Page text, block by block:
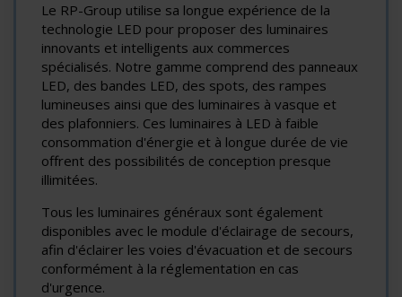
Le RP-Group utilise sa longue expérience de la
technologie LED pour proposer des luminaires
innovants et intelligents aux commerces
spécialisés. Notre gamme comprend des panneaux
LED, des bandes LED, des spots, des rampes
lumineuses ainsi que des luminaires à vasque et
des plafonniers. Ces luminaires à LED à faible
consommation d'énergie et à longue durée de vie
offrent des possibilités de conception presque
illimitées.
Tous les luminaires généraux sont également
disponibles avec le module d'éclairage de secours,
afin d'éclairer les voies d'évacuation et de secours
conformément à la réglementation en cas
d'urgence.